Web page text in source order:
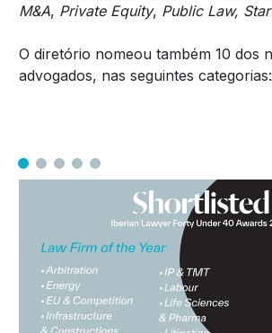
M&A, Private Equity, Public Law,
O diretório nomeou também 10 dos
advogados, nas seguintes categorias: